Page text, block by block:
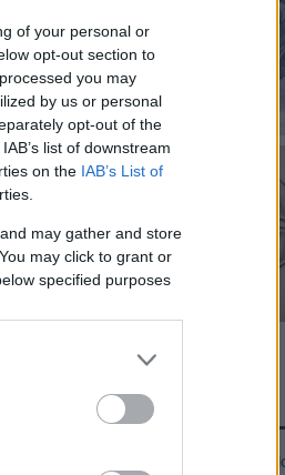
of your personal or
opt-out section to
you may
by us or personal
opt-out of the
list of downstream
on the IAB’s List of
may gather and store
may click to grant or
specified purposes
Najnovšie príspevky
Re: Takto sa rieši